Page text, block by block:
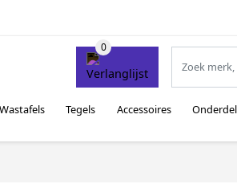
Wastafels Tegels Accessoires